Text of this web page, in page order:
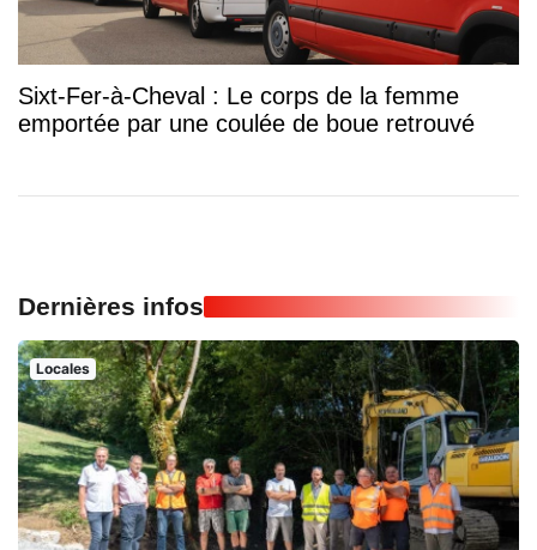
Sixt-Fer-à-Cheval : Le corps de la femme
emportée par une coulée de boue retrouvé
Dernières infos
Locales